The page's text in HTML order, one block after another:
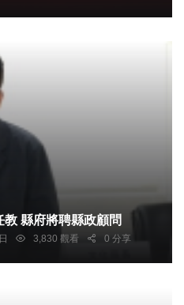
縣府將聘縣政顧問
3,830 觀看 0 分享